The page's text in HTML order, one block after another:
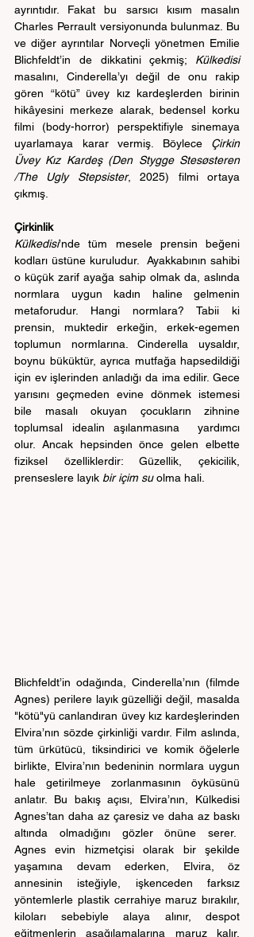
ayrıntıdır. Fakat bu sarsıcı kısım masalın
Charles Perrault versiyonunda bulunmaz. Bu
ve diğer ayrıntılar Norveçli yönetmen Emilie
Blichfeldt’in de dikkatini çekmiş; Külkedisi
masalını, Cinderella’yı değil de onu rakip
gören “kötü” üvey kız kardeşlerden birinin
hikâyesini merkeze alarak, bedensel korku
filmi (body-horror) perspektifiyle sinemaya
uyarlamaya karar vermiş. Böylece Çirkin
Üvey Kız Kardeş (Den Stygge Stesøsteren
/The Ugly Stepsister, 2025) filmi ortaya
çıkmış.
Çirkinlik
Külkedisi’nde tüm mesele prensin beğeni
kodları üstüne kuruludur.  Ayakkabının sahibi
o küçük zarif ayağa sahip olmak da, aslında
normlara uygun kadın haline gelmenin
metaforudur. Hangi normlara? Tabii ki
prensin, muktedir erkeğin, erkek-egemen
toplumun normlarına. Cinderella uysaldır,
boynu büküktür, ayrıca mutfağa hapsedildiği
için ev işlerinden anladığı da ima edilir. Gece
yarısını geçmeden evine dönmek istemesi
bile masalı okuyan çocukların zihnine
toplumsal idealin aşılanmasına  yardımcı
olur. Ancak hepsinden önce gelen elbette
fiziksel özelliklerdir: Güzellik, çekicilik,
prenseslere layık bir içim su olma hali.
Blichfeldt’in odağında, Cinderella’nın (filmde
Agnes) perilere layık güzelliği değil, masalda
"kötü"yü canlandıran üvey kız kardeşlerinden
Elvira’nın sözde çirkinliği vardır. Film aslında,
tüm ürkütücü, tiksindirici ve komik öğelerle
birlikte, Elvira’nın bedeninin normlara uygun
hale getirilmeye zorlanmasının öyküsünü
anlatır. Bu bakış açısı, Elvira’nın, Külkedisi
Agnes’tan daha az çaresiz ve daha az baskı
altında olmadığını gözler önüne serer.
Agnes evin hizmetçisi olarak bir şekilde
yaşamına devam ederken, Elvira, öz
annesinin isteğiyle, işkenceden farksız
yöntemlerle plastik cerrahiye maruz bırakılır,
kiloları sebebiyle alaya alınır, despot
eğitmenlerin aşağılamalarına maruz kalır.